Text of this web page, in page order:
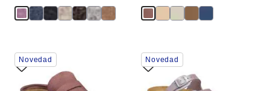
r
r
La
imagen
del
producto
Novedad
La
imagen
del
producto
Novedad